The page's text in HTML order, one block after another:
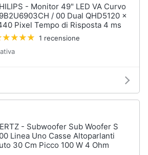
- Monitor 49" LED VA Curvo
/ 00 Dual QHD5120 x
Pixel Tempo di Risposta 4 ms
1 recensione
- Subwoofer Sub Woofer S
Linea Uno Casse Altoparlanti
30 Cm Picco 100 W 4 Ohm